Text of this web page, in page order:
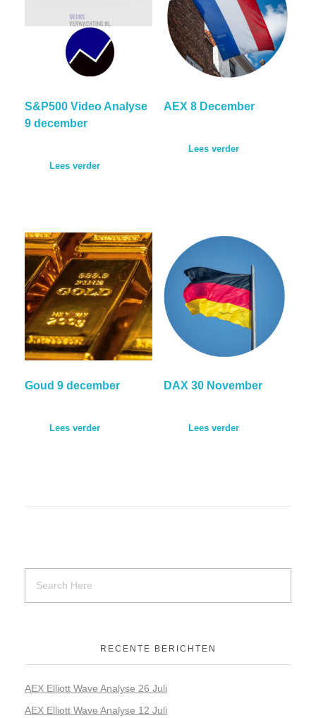
S&P500 Video Analyse
9 december
Lees verder
AEX 8 December
Lees verder
Goud 9 december
Lees verder
DAX 30 November
Lees verder
RECENTE BERICHTEN
AEX Elliott Wave Analyse 26 Juli
AEX Elliott Wave Analyse 12 Juli